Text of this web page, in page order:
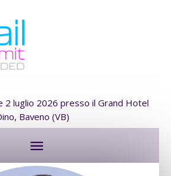
2 luglio 2026 presso il Grand Hotel
Baveno (VB)